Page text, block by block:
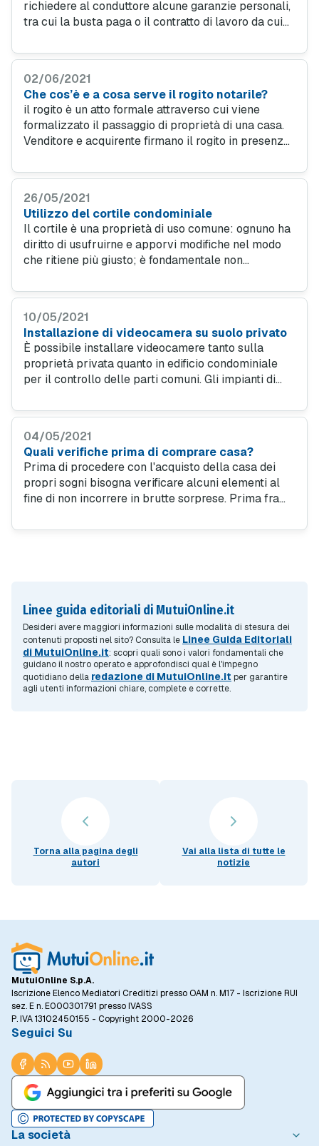
richiedere al conduttore alcune garanzie personali,
tra cui la busta paga o il contratto di lavoro da cui
anche la cosiddetta fideiussione bancaria.
02/06/2021
Che cos’è e a cosa serve il rogito notarile?
il rogito è un atto formale attraverso cui viene
formalizzato il passaggio di proprietà di una casa.
Venditore e acquirente firmano il rogito in presenza
documentazione richiesta.
26/05/2021
Utilizzo del cortile condominiale
Il cortile è una proprietà di uso comune: ognuno ha
diritto di usufruirne e apporvi modifiche nel modo
che ritiene più giusto; è fondamentale non
destinato, ovvero non bisogna alterarne la
10/05/2021
Installazione di videocamera su suolo privato
È possibile installare videocamere tanto sulla
proprietà privata quanto in edificio condominiale
per il controllo delle parti comuni. Gli impianti di
della privacy.
04/05/2021
Quali verifiche prima di comprare casa?
Prima di procedere con l'acquisto della casa dei
propri sogni bisogna verificare alcuni elementi al
fine di non incorrere in brutte sorprese. Prima fra
la stessa persona. Vediamo l'iter da seguire.
Linee guida editoriali di MutuiOnline.it
Desideri avere maggiori informazioni sulle modalità di stesura dei
contenuti proposti nel sito? Consulta le Linee Guida Editoriali
di MutuiOnline.it: scopri quali sono i valori fondamentali che
guidano il nostro operato e approfondisci qual è l'impegno
quotidiano della redazione di MutuiOnline.it per garantire
agli utenti informazioni chiare, complete e corrette.
Torna alla pagina degli
autori
Vai alla lista di tutte le
notizie
MutuiOnline S.p.A.
Iscrizione Elenco Mediatori Creditizi presso OAM n. M17 - Iscrizione RUI
sez. E n. E000301791 presso IVASS
P. IVA 13102450155 - Copyright 2000-2026
Seguici Su
La società